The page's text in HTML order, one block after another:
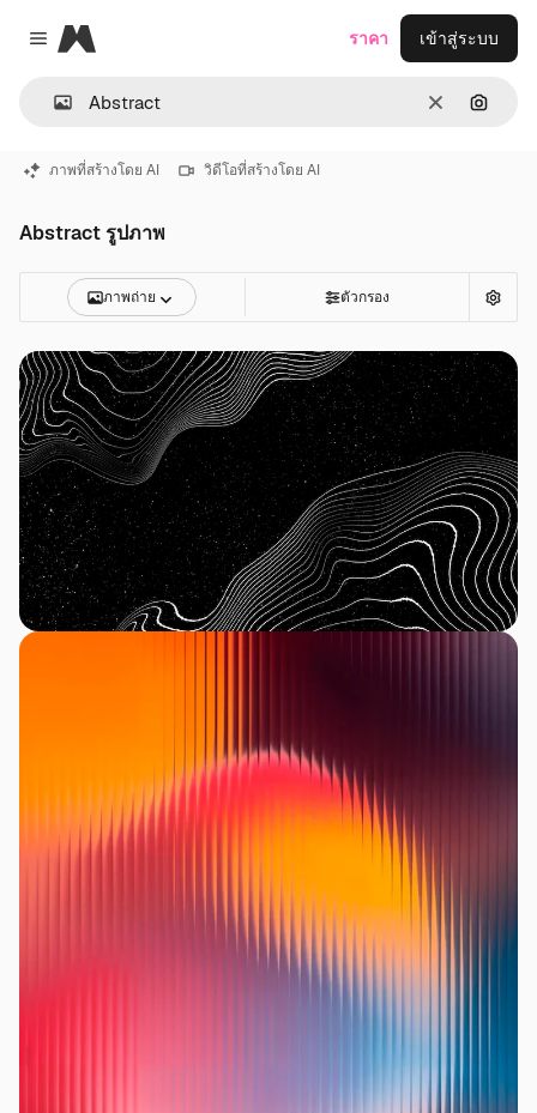
Close menu
Magnific
ชัดเจนค้นหา
ราคา เข้าสู่ระบบ
ภาพที่สร้างโดย AI วิดีโอที่สร้างโดย AI
Abstract รูปภาพ
ภาพถ่าย ตัวกรอง